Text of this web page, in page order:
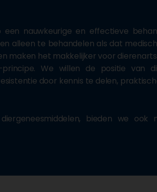
nauwkeurige en effectieve
alleen te behandelen als dat medisch
maken het makkelijker voor
We willen de positie van
door kennis te delen,
bieden we ook